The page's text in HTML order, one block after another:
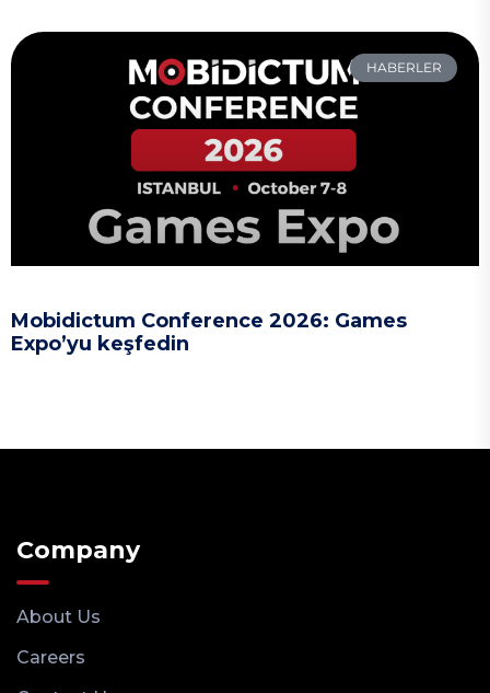
HABERLER
Mobidictum Conference 2026: Games
Expo’yu keşfedin
Company
About Us
Careers